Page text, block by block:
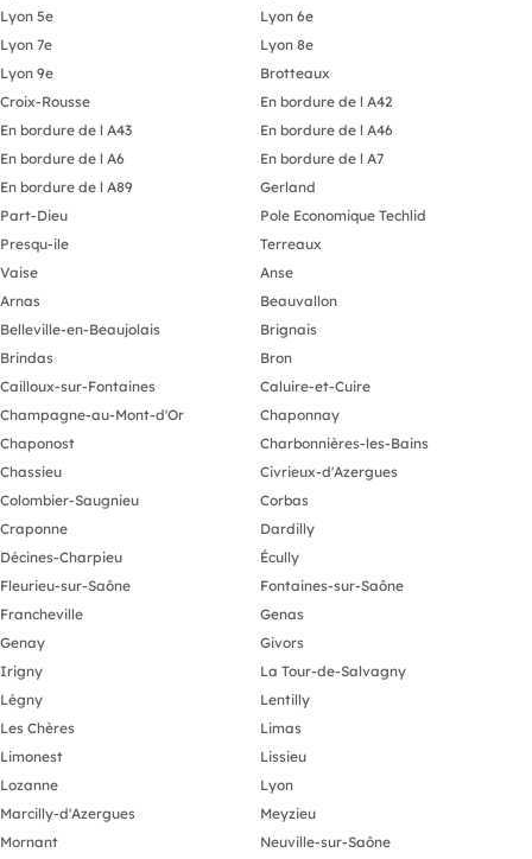
Lyon 5e
Lyon 6e
Lyon 7e
Lyon 8e
Lyon 9e
Brotteaux
Croix-Rousse
En bordure de l A42
En bordure de l A43
En bordure de l A46
En bordure de l A6
En bordure de l A7
En bordure de l A89
Gerland
Part-Dieu
Pole Economique Techlid
Presqu-ile
Terreaux
Vaise
Anse
Arnas
Beauvallon
Belleville-en-Beaujolais
Brignais
Brindas
Bron
Cailloux-sur-Fontaines
Caluire-et-Cuire
Champagne-au-Mont-d'Or
Chaponnay
Chaponost
Charbonnières-les-Bains
Chassieu
Civrieux-d'Azergues
Colombier-Saugnieu
Corbas
Craponne
Dardilly
Décines-Charpieu
Écully
Fleurieu-sur-Saône
Fontaines-sur-Saône
Francheville
Genas
Genay
Givors
Irigny
La Tour-de-Salvagny
Légny
Lentilly
Les Chères
Limas
Limonest
Lissieu
Lozanne
Lyon
Marcilly-d'Azergues
Meyzieu
Mornant
Neuville-sur-Saône